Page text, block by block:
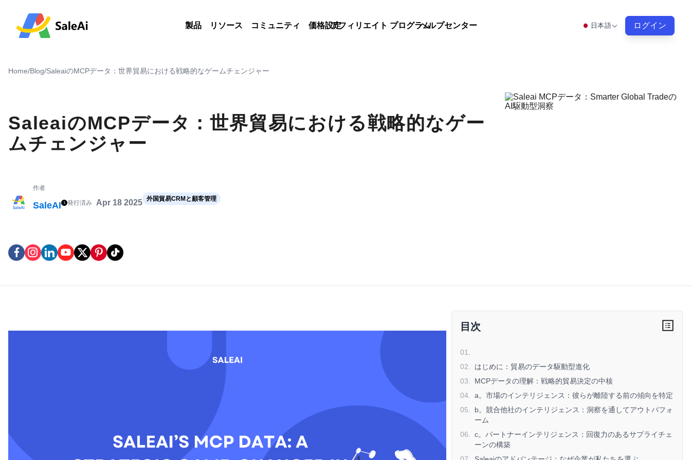
製品 リソース コミュニティ 価格設定アフィリエイト プログラムヘルプセンター 日本語 ログイン
Home/Blog/SaleaiのMCPデータ：世界貿易における戦略的なゲームチェンジャー
SaleaiのMCPデータ：世界貿易における戦略的なゲー
ムチェンジャー
作者
SaleAI 発行済み Apr 18 2025 外国貿易CRMと顧客管理
目次
01
02
はじめに：貿易のデータ駆動型進化
03
MCPデータの理解：戦略的貿易決定の中核
04
a。市場のインテリジェンス：彼らが離陸する前の傾向を特定
05
b。競合他社のインテリジェンス：洞察を通してアウトパフォ
ーム
06
c。パートナーインテリジェンス：回復力のあるサプライチェ
ーンの構築